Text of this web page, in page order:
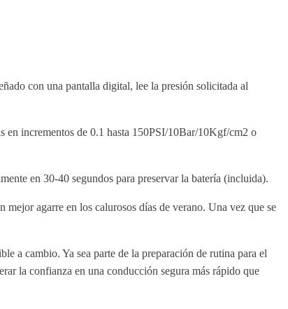
con una pantalla digital, lee la presión solicitada al
en incrementos de 0.1 hasta 150PSI/10Bar/10Kgf/cm2 o
en 30-40 segundos para preservar la batería (incluida).
agarre en los calurosos días de verano. Una vez que se
a cambio. Ya sea parte de la preparación de rutina para el
la confianza en una conducción segura más rápido que